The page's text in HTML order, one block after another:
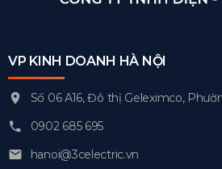
VP KINH DOANH HÀ NỘI
Số 06 A16, Đô thị Geleximco,
0902 685 695
hanoi@3celectric.vn